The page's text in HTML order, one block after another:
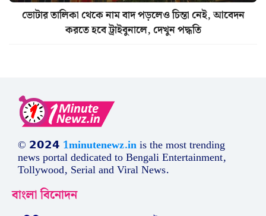
ভোটার তালিকা থেকে নাম বাদ পড়লেও চিন্তা নেই, আবেদন
করতে হবে ট্রাইবুনালে, দেখুন পদ্ধতি
© 𝟮𝟬𝟮𝟰 1minutenewz.inis the most trending
news portal dedicated to Bengali Entertainment,
Tollywood, Serial and Viral News.
বাংলা বিনোদন